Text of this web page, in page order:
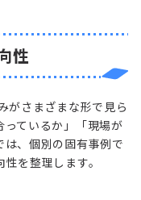
性
がさまざまな形で見ら
ているか」「現場が
、個別の固有事例で
を整理します。